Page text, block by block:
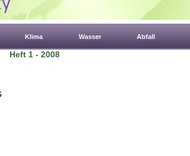
Klima Wasser Abfall
Heft 1 - 2008